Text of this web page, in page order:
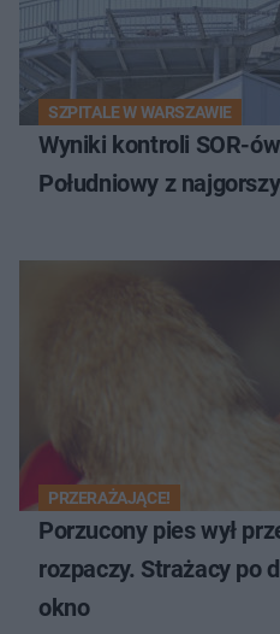
SZPITALE W WARSZAWIE
Wyniki kontroli SOR-
Południowy z
PRZERAŻAJĄCE!
Porzucony pies wył
rozpaczy. Strażacy po
okno